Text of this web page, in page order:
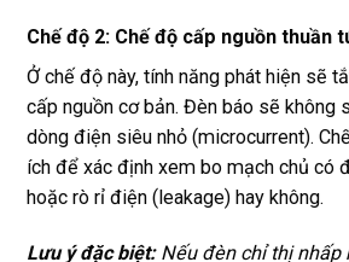
Chế độ 2: Chế độ cấp nguồn
Ở chế độ này, tính năng phát hiện sẽ
cấp nguồn cơ bản. Đèn báo sẽ không
dòng điện siêu nhỏ (microcurrent).
ích để xác định xem bo mạch chủ có
hoặc rò rỉ điện (leakage) hay không.
Lưu ý đặc biệt:Nếu đèn chỉ thị nhấp